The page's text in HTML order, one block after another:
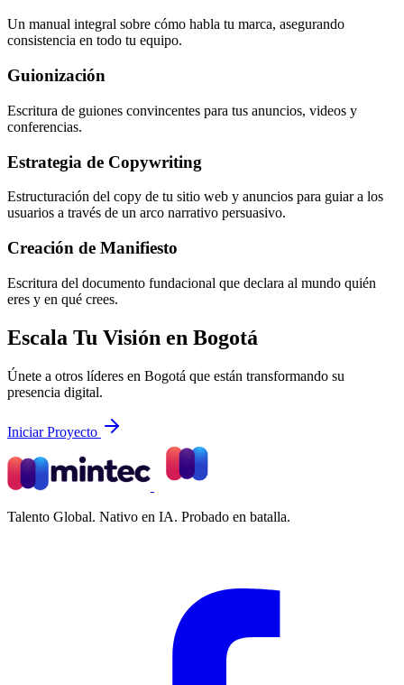
Un manual integral sobre cómo habla tu marca, asegurando
consistencia en todo tu equipo.
Guionización
Escritura de guiones convincentes para tus anuncios, videos y
conferencias.
Estrategia de Copywriting
Estructuración del copy de tu sitio web y anuncios para guiar a los
usuarios a través de un arco narrativo persuasivo.
Creación de Manifiesto
Escritura del documento fundacional que declara al mundo quién
eres y en qué crees.
Escala Tu Visión en Bogotá
Únete a otros líderes en Bogotá que están transformando su
presencia digital.
Iniciar Proyecto
Talento Global. Nativo en IA. Probado en batalla.